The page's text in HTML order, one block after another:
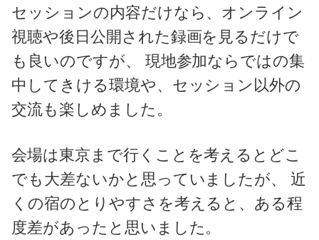
セッションの内容だけなら、オンライン
視聴や後日公開された録画を見るだけで
も良いのですが、 現地参加ならではの集
中してきける環境や、セッション以外の
交流も楽しめました。
会場は東京まで行くことを考えるとどこ
でも大差ないかと思っていましたが、 近
くの宿のとりやすさを考えると、ある程
度差があったと思いました。